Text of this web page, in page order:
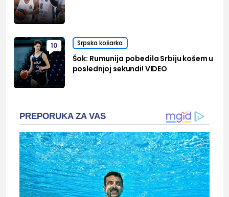
10 Srpska košarka
Šok: Rumunija pobedila Srbiju košem u
poslednjoj sekundi! VIDEO
PREPORUKA ZA VAS